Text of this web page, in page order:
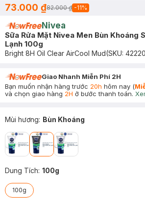
73.000 ₫82.000 ₫ -11%
Nivea
Sữa Rửa Mặt Nivea Men Bùn Khoáng
Lạnh 100g
Bright 8H Oil Clear AirCool Mud(SKU:
Giao Nhanh Miễn Phí 2H
Bạn muốn nhận hàng trước 20h hôm nay (
và chọn giao hàng 2H ở bước thanh toán.
Mùi hương: Bùn Khoáng
Dung Tích: 100g
100g